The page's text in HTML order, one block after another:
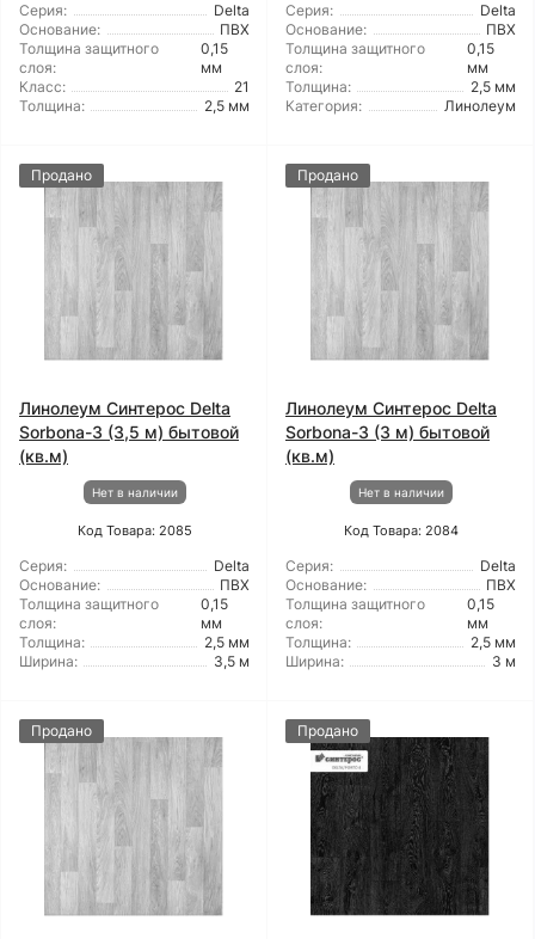
Серия:
Delta
Основание:
ПВХ
Толщина защитного
слоя:
0,15
мм
Класс:
21
Толщина:
2,5 мм
Серия:
Delta
Основание:
ПВХ
Толщина защитного
слоя:
0,15
мм
Толщина:
2,5 мм
Категория:
Линолеум
Продано
Линолеум Синтерос Delta
Sorbona-3 (3,5 м) бытовой
(кв.м)
Нет в наличии
Код Товара: 2085
Серия:
Delta
Основание:
ПВХ
Толщина защитного
слоя:
0,15
мм
Толщина:
2,5 мм
Ширина:
3,5 м
Продано
Линолеум Синтерос Delta
Sorbona-3 (3 м) бытовой
(кв.м)
Нет в наличии
Код Товара: 2084
Серия:
Delta
Основание:
ПВХ
Толщина защитного
слоя:
0,15
мм
Толщина:
2,5 мм
Ширина:
3 м
Продано Продано